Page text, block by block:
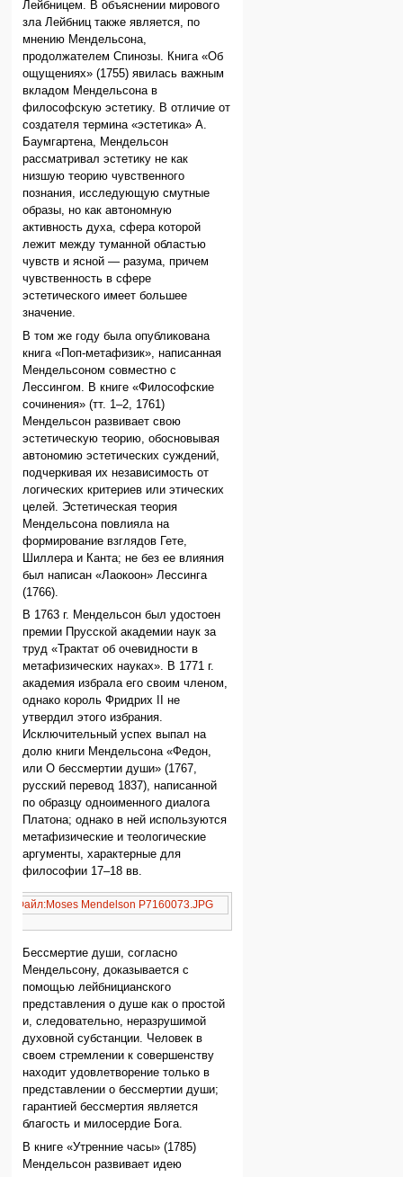
Лейбницем. В объяснении мирового
зла Лейбниц также является, по
мнению Мендельсона,
продолжателем Спинозы. Книга «Об
ощущениях» (1755) явилась важным
вкладом Мендельсона в
философскую эстетику. В отличие от
создателя термина «эстетика» А.
Баумгартена, Мендельсон
рассматривал эстетику не как
низшую теорию чувственного
познания, исследующую смутные
образы, но как автономную
активность духа, сфера которой
лежит между туманной областью
чувств и ясной — разума, причем
чувственность в сфере
эстетического имеет большее
значение.
В том же году была опубликована
книга «Поп-метафизик», написанная
Мендельсоном совместно с
Лессингом. В книге «Философские
сочинения» (тт. 1–2, 1761)
Мендельсон развивает свою
эстетическую теорию, обосновывая
автономию эстетических суждений,
подчеркивая их независимость от
логических критериев или этических
целей. Эстетическая теория
Мендельсона повлияла на
формирование взглядов Гете,
Шиллера и Канта; не без ее влияния
был написан «Лаокоон» Лессинга
(1766).
В 1763 г. Мендельсон был удостоен
премии Прусской академии наук за
труд «Трактат об очевидности в
метафизических науках». В 1771 г.
академия избрала его своим членом,
однако король Фридрих II не
утвердил этого избрания.
Исключительный успех выпал на
долю книги Мендельсона «Федон,
или О бессмертии души» (1767,
русский перевод 1837), написанной
по образцу одноименного диалога
Платона; однако в ней используются
метафизические и теологические
аргументы, характерные для
философии 17–18 вв.
Файл:Moses Mendelson P7160073.JPG
Бессмертие души, согласно
Мендельсону, доказывается с
помощью лейбницианского
представления о душе как о простой
и, следовательно, неразрушимой
духовной субстанции. Человек в
своем стремлении к совершенству
находит удовлетворение только в
представлении о бессмертии души;
гарантией бессмертия является
благость и милосердие Бога.
В книге «Утренние часы» (1785)
Мендельсон развивает идею